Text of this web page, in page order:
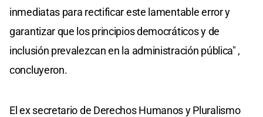
inmediatas para rectificar este lamentable error y
garantizar que los principios democráticos y de
inclusión prevalezcan en la administración pública" ,
concluyeron.
El ex secretario de Derechos Humanos y Pluralismo